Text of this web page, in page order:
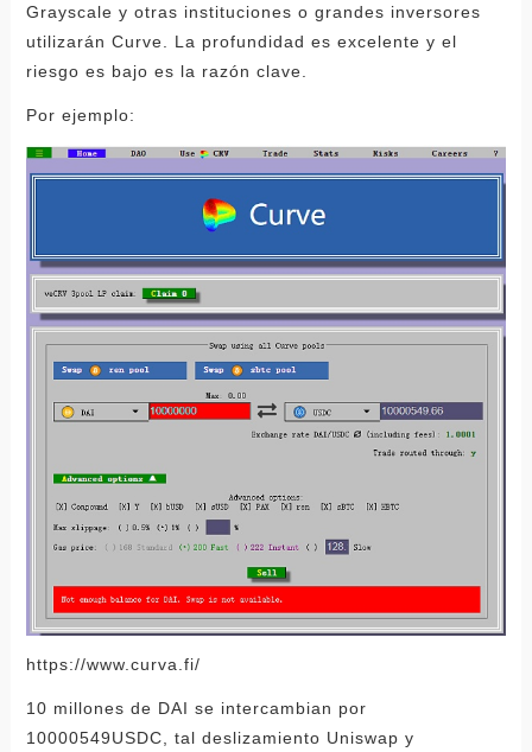
Grayscale y otras instituciones o grandes inversores
utilizarán Curve. La profundidad es excelente y el
riesgo es bajo es la razón clave.
Por ejemplo:
https://www.curva.fi/
10 millones de DAI se intercambian por
10000549USDC, tal deslizamiento Uniswap y